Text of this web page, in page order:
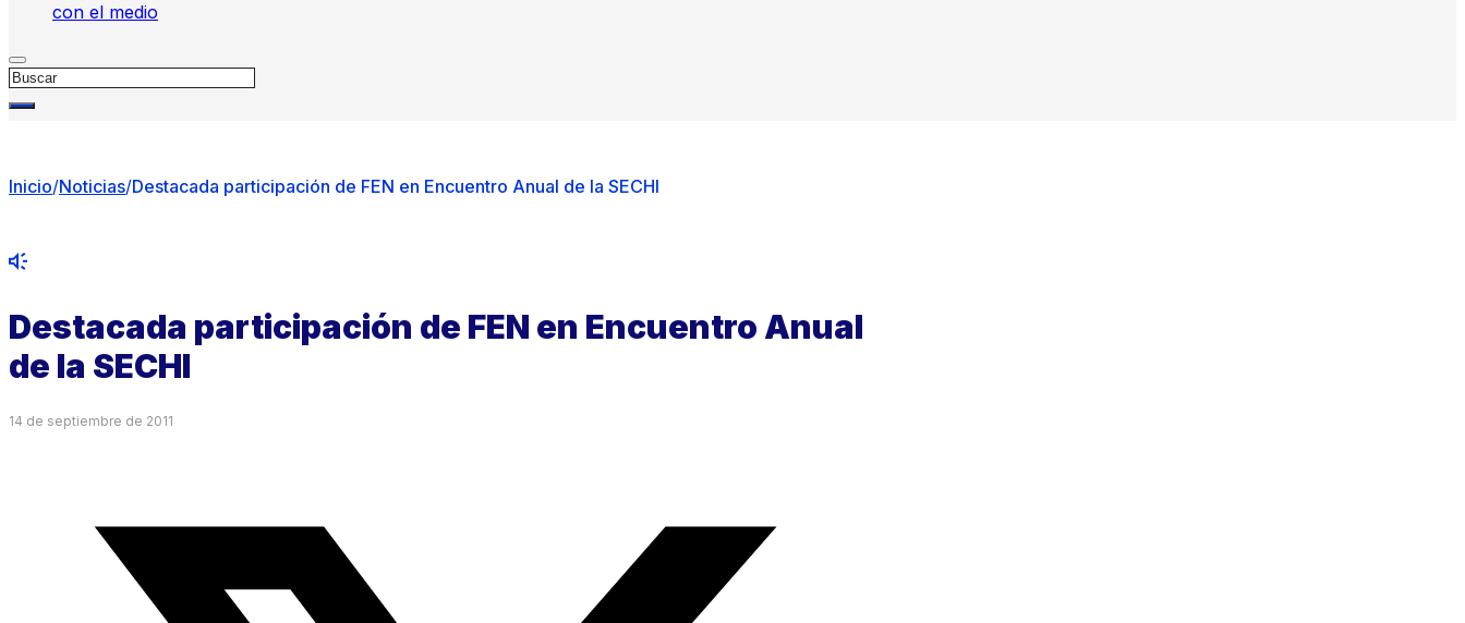
con el medio
Buscar
Inicio/Noticias/Destacada participación de FEN en Encuentro Anual de la SECHI
Destacada participación de FEN en Encuentro Anual
de la SECHI
14 de septiembre de 2011